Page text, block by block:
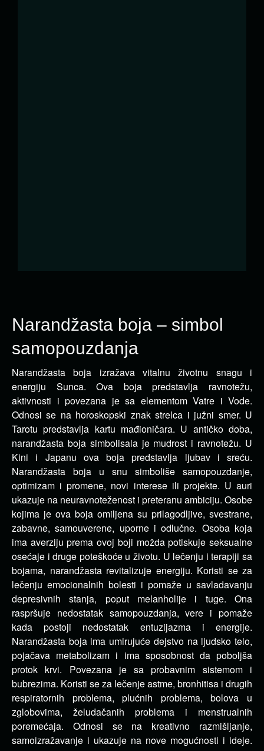
Narandžasta boja – simbol
samopouzdanja
Narandžasta boja izražava vitalnu životnu snagu i
energiju Sunca. Ova boja predstavlja ravnotežu,
aktivnosti i povezana je sa elementom Vatre i Vode.
Odnosi se na horoskopski znak strelca i južni smer. U
Tarotu predstavlja kartu mađioničara. U antičko doba,
narandžasta boja simbolisala je mudrost i ravnotežu. U
Kini i Japanu ova boja predstavlja ljubav i sreću.
Narandžasta boja u snu simboliše samopouzdanje,
optimizam i promene, novi interese ili projekte. U auri
ukazuje na neuravnoteženost i preteranu ambiciju. Osobe
kojima je ova boja omiljena su prilagodljive, svestrane,
zabavne, samouverene, uporne i odlučne. Osoba koja
ima averziju prema ovoj boji možda potiskuje seksualne
osećaje i druge poteškoće u životu. U lečenju i terapiji sa
bojama, narandžasta revitalizuje energiju. Koristi se za
lečenju emocionalnih bolesti i pomaže u savladavanju
depresivnih stanja, poput melanholije i tuge. Ona
raspršuje nedostatak samopouzdanja, vere i pomaže
kada postoji nedostatak entuzijazma i energije.
Narandžasta boja ima umirujuće dejstvo na ljudsko telo,
pojačava metabolizam i ima sposobnost da poboljša
protok krvi. Povezana je sa probavnim sistemom i
bubrezima. Koristi se za lečenje astme, bronhitisa i drugih
respiratornih problema, plućnih problema, bolova u
zglobovima, želudačanih problema i menstrualnih
poremećaja. Odnosi se na kreativno razmišljanje,
samoizražavanje i ukazuje na nove mogućnosti i ideje.